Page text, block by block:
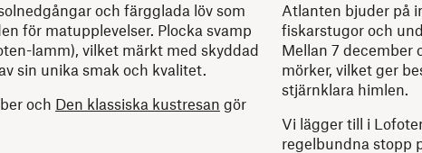
och färgglada löv som
för matupplevelser. Plocka svamp
lamm), vilket märkt med skyddad
sin unika smak och kvalitet.
och Den klassiska kustresan gör
Atlanten bjuder på
fiskarstugor och
Mellan 7 december
mörker, vilket ger
stjärnklara himlen.
Vi lägger till i
regelbundna stopp